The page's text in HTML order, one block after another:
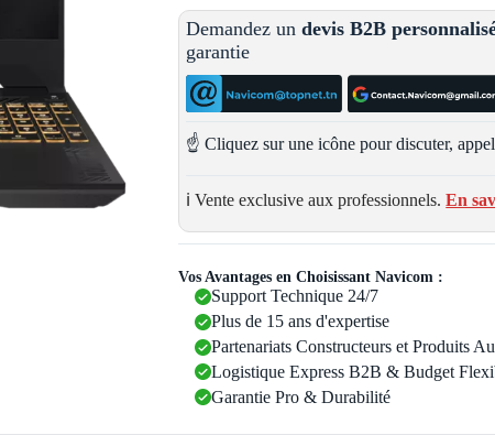
Demandez undevis B2B
garantie
☝️ Cliquez sur une icône pour discuter,
ℹ️ Vente exclusive aux professionnels.En
Vos Avantages en Choisissant Navicom :
Support Technique 24/7
Plus de 15 ans d'expertise
Partenariats Constructeurs et Produits
Logistique Express B2B & Budget
Garantie Pro & Durabilité